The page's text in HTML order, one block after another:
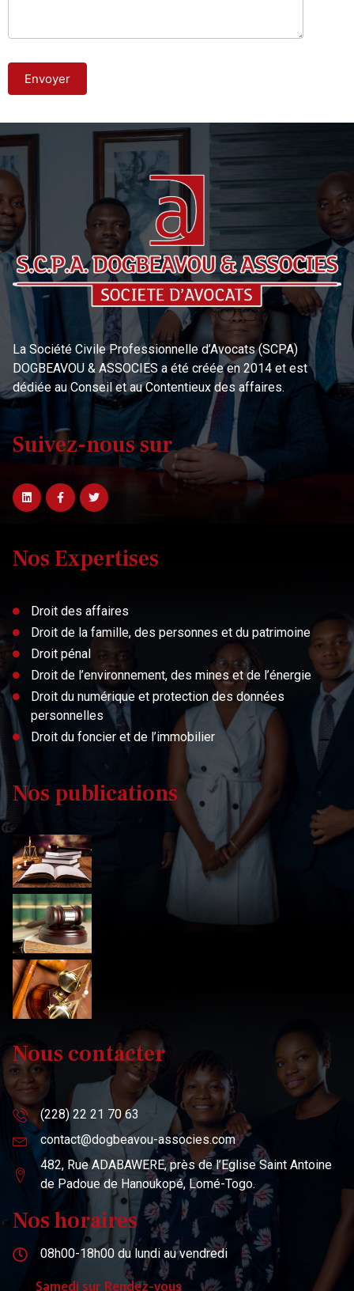
Envoyer
La Société Civile Professionnelle d’Avocats (SCPA)
DOGBEAVOU & ASSOCIES a été créée en 2014 et est
dédiée au Conseil et au Contentieux des affaires.
Suivez-nous sur
Nos Expertises
Droit des affaires
Droit de la famille, des personnes et du patrimoine
Droit pénal
Droit de l’environnement, des mines et de l’énergie
Droit du numérique et protection des données
personnelles
Droit du foncier et de l’immobilier
Nos publications
Nous contacter
(228) 22 21 70 63
contact@dogbeavou-associes.com
482, Rue ADABAWERE, près de l’Eglise Saint Antoine
de Padoue de Hanoukopé, Lomé-Togo.
Nos horaires
08h00-18h00 du lundi au vendredi
Samedi sur Rendez-vous